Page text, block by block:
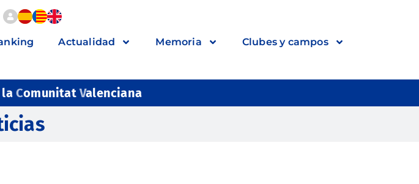
Actualidad Memoria Clubes y campos
ComunitatValenciana